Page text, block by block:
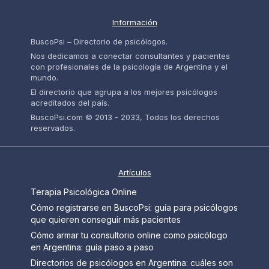
Información
BuscoPsi – Directorio de psicólogos.
Nos dedicamos a conectar consultantes y pacientes
con profesionales de la psicología de Argentina y el
mundo.
El directorio que agrupa a los mejores psicólogos
acreditados del país.
BuscoPsi.com © 2013 - 2033, Todos los derechos
reservados.
Artículos
Terapia Psicológica Online
Cómo registrarse en BuscoPsi: guía para psicólogos
que quieren conseguir más pacientes
Cómo armar tu consultorio online como psicólogo
en Argentina: guía paso a paso
Directorios de psicólogos en Argentina: cuáles son